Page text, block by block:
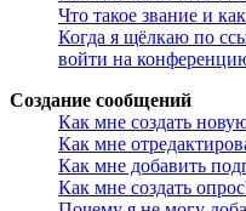
Что такое звание и
Когда я щёлкаю по
войти на
Создание сообщений
Как мне создать
Как мне
Как мне добавить
Как мне создать